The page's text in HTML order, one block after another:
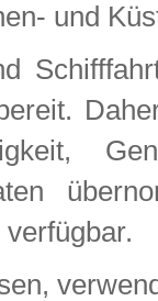
und
verfügbar.